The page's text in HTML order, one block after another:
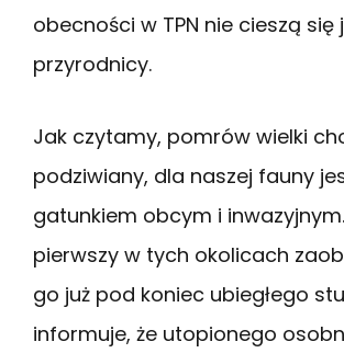
obecności w TPN nie cieszą się
przyrodnicy.
Jak czytamy, pomrów wielki
podziwiany, dla naszej fauny
gatunkiem obcym i
pierwszy w tych okolicach
go już pod koniec ubiegłego
informuje, że utopionego